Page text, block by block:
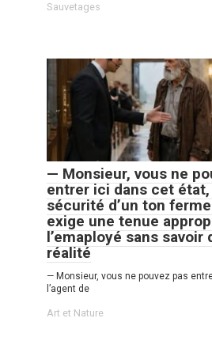
Sauvetages
— Monsieur, vous ne
entrer ici dans cet état,
sécurité d’un ton
exige une tenue
l’emaployé sans savoir
réalité
— Monsieur, vous ne pouvez pas
l’agent de
Art et Nature